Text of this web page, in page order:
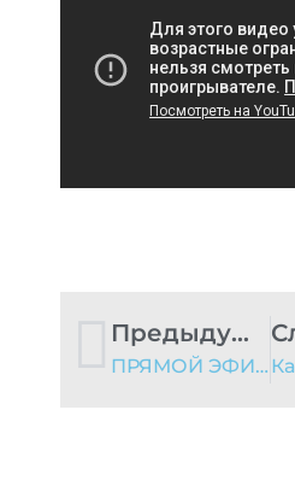
Предыдущий пост
ПРЯМОЙ ЭФИР 12 августа